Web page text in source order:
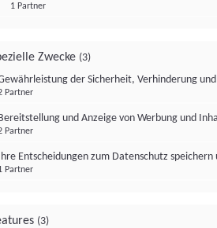
1 Partner
Zwecke (3)
der Sicherheit, Verhinderung
Partner
und Anzeige von Werbung und
Partner
Entscheidungen zum Datenschutz
Partner
(3)